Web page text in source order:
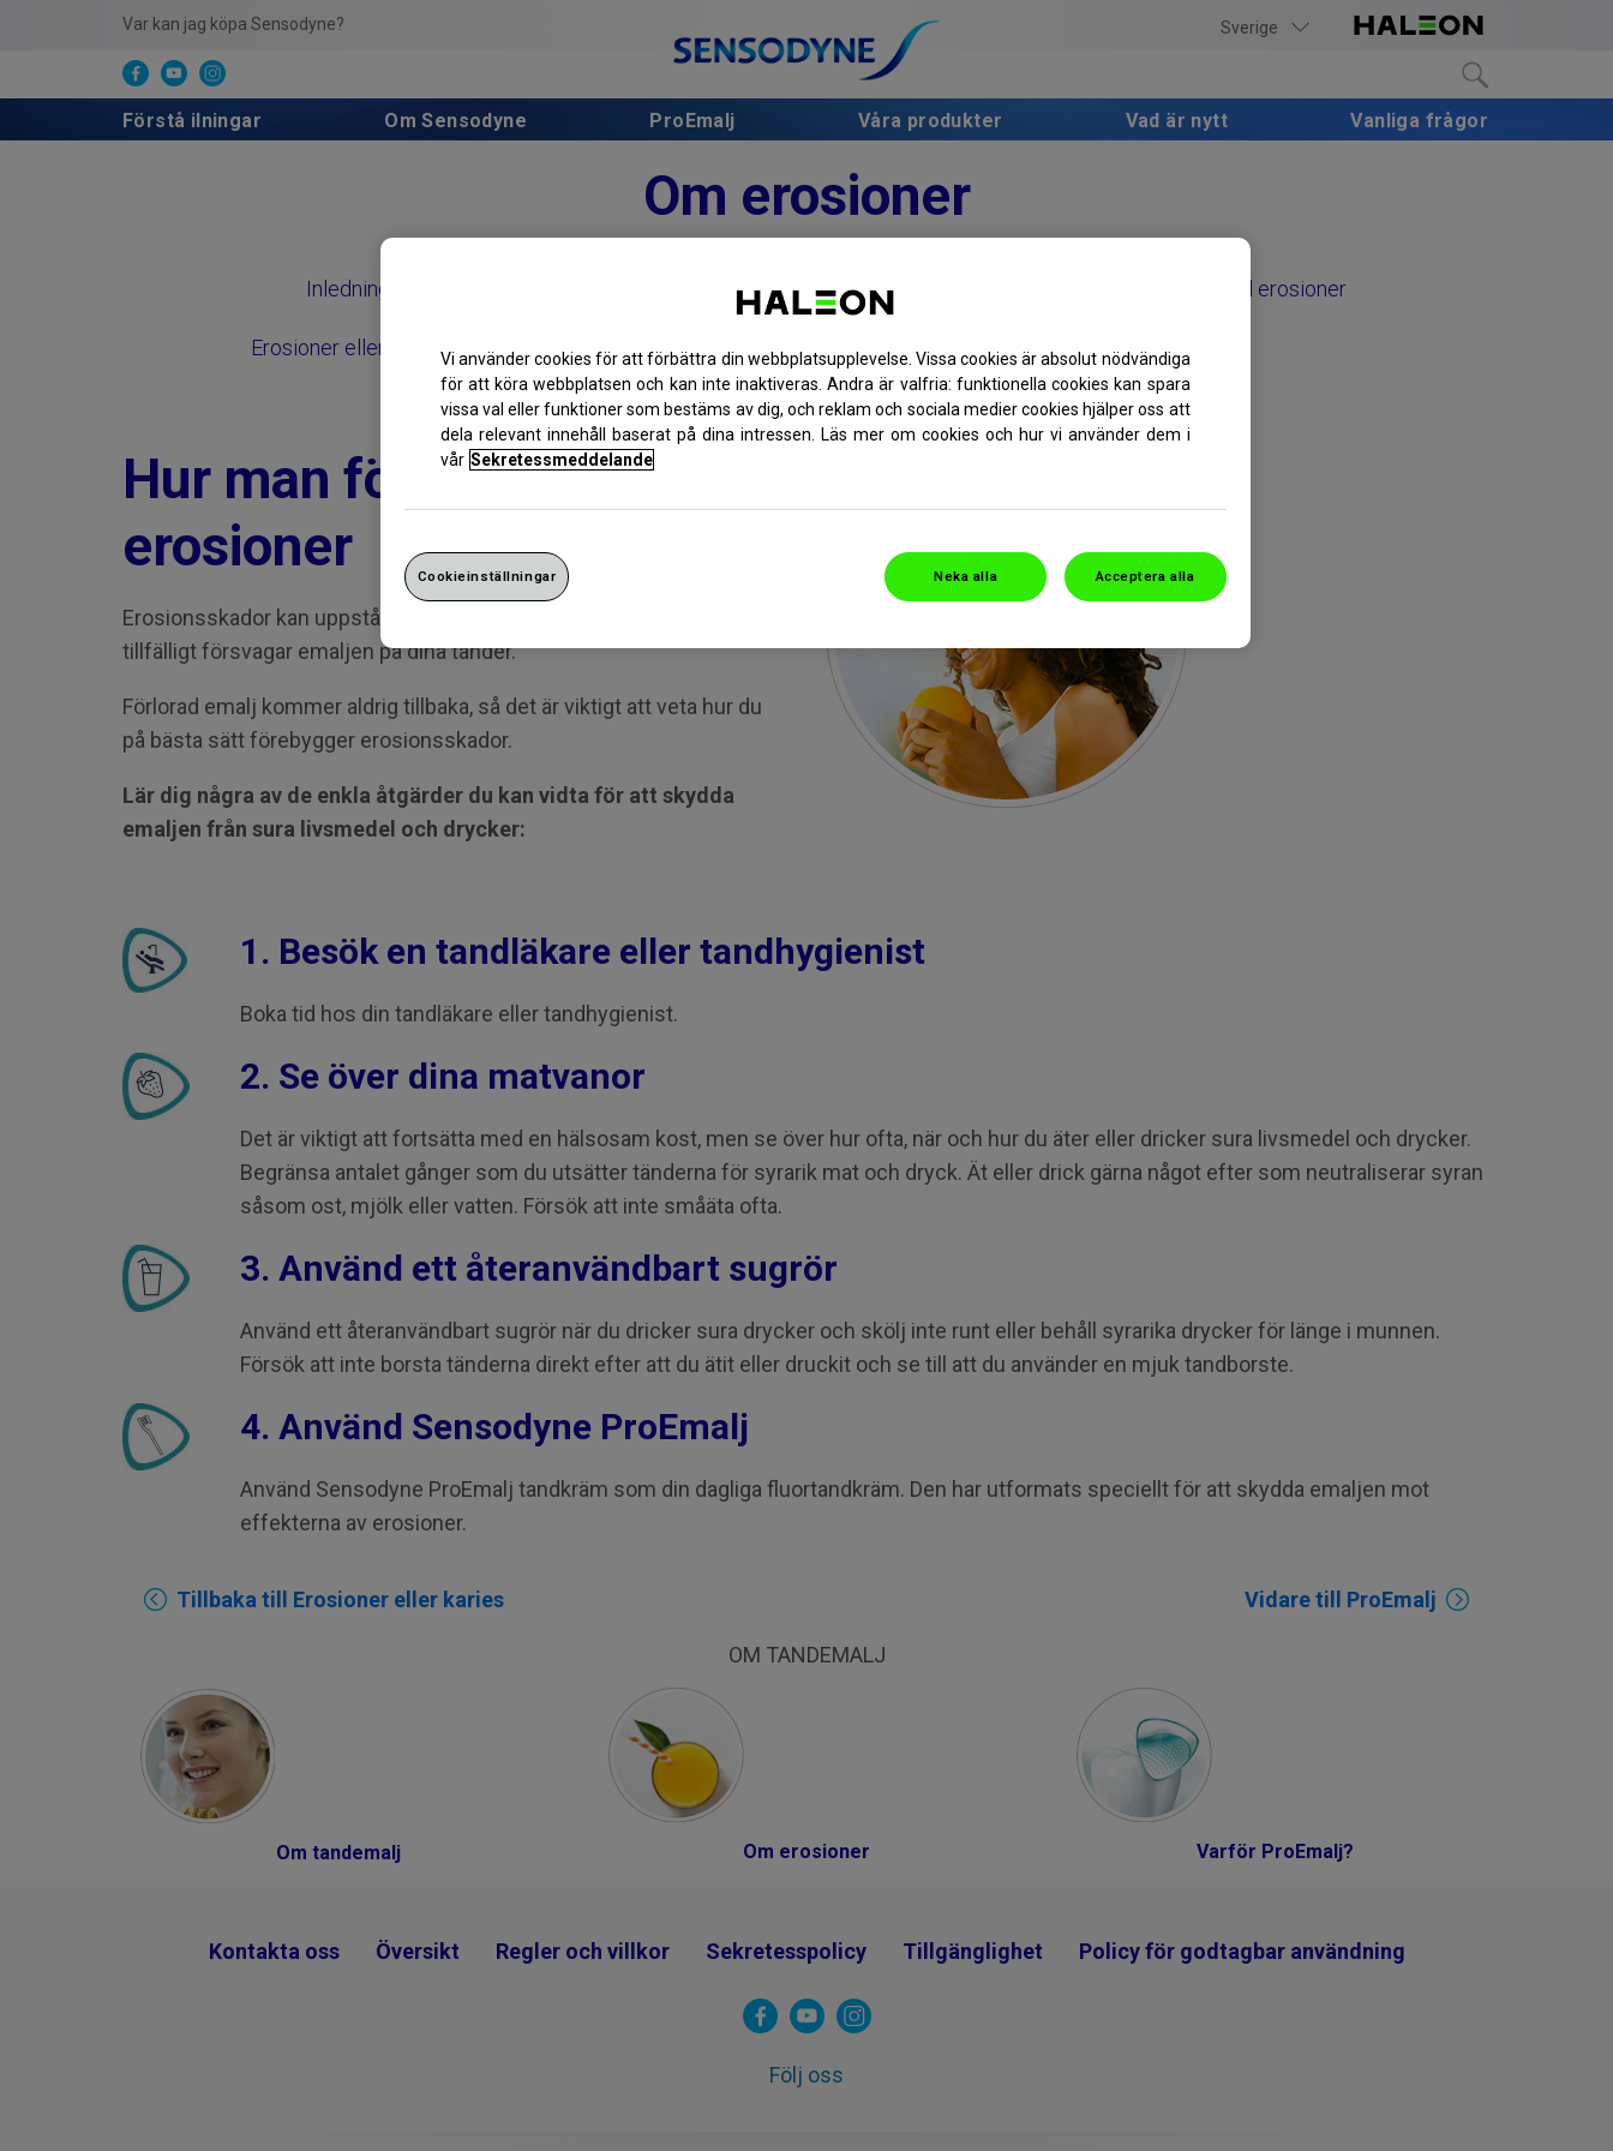
Var kan jag köpa Sensodyne? Sverige
Förstå ilningar Om Sensodyne ProEmalj Våra produkter Vad är nytt Vanliga frågor
Om erosioner
Inledning Effekterna av erosioner Orsaker till erosioner
Erosioner eller karies Hur man förbygger erosioner
Hur man förebygger
erosioner
Erosionsskador kan uppstå när syror från vissa livsmedel och drycker
tillfälligt försvagar emaljen på dina tänder.
Förlorad emalj kommer aldrig tillbaka, så det är viktigt att veta hur du
på bästa sätt förebygger erosionsskador.
Lär dig några av de enkla åtgärder du kan vidta för att skydda
emaljen från sura livsmedel och drycker:
1. Besök en tandläkare eller tandhygienist
Boka tid hos din tandläkare eller tandhygienist.
2. Se över dina matvanor
Det är viktigt att fortsätta med en hälsosam kost, men se över hur ofta, när och hur du äter eller dricker sura livsmedel och drycker.
Begränsa antalet gånger som du utsätter tänderna för syrarik mat och dryck. Ät eller drick gärna något efter som neutraliserar syran
såsom ost, mjölk eller vatten. Försök att inte småäta ofta.
3. Använd ett återanvändbart sugrör
Använd ett återanvändbart sugrör när du dricker sura drycker och skölj inte runt eller behåll syrarika drycker för länge i munnen.
Försök att inte borsta tänderna direkt efter att du ätit eller druckit och se till att du använder en mjuk tandborste.
4. Använd Sensodyne ProEmalj
Använd Sensodyne ProEmalj tandkräm som din dagliga fluortandkräm. Den har utformats speciellt för att skydda emaljen mot
effekterna av erosioner.
Tillbaka till Erosioner eller karies Vidare till ProEmalj
OM TANDEMALJ
Om tandemalj Om erosioner Varför ProEmalj?
Kontakta oss Översikt Regler och villkor Sekretesspolicy Tillgänglighet Policy för godtagbar användning
Följ oss
Vi använder cookies för att förbättra din webbplatsupplevelse. Vissa cookies är absolut nödvändiga
för att köra webbplatsen och kan inte inaktiveras. Andra är valfria: funktionella cookies kan spara
vissa val eller funktioner som bestäms av dig, och reklam och sociala medier cookies hjälper oss att
dela relevant innehåll baserat på dina intressen. Läs mer om cookies och hur vi använder dem i
vår Sekretessmeddelande
Neka alla Acceptera alla
Cookieinställningar